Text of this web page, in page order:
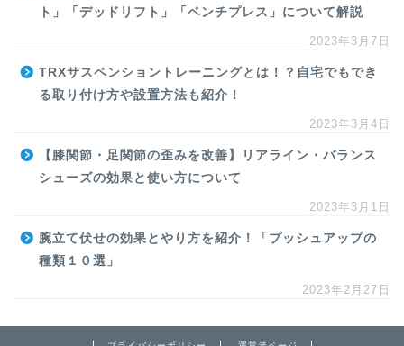
ト」「デッドリフト」「ベンチプレス」について解説
2023年3月7日
TRXサスペンショントレーニングとは！？自宅でもでき
る取り付け方や設置方法も紹介！
2023年3月4日
【膝関節・足関節の歪みを改善】リアライン・バランス
シューズの効果と使い方について
2023年3月1日
腕立て伏せの効果とやり方を紹介！「プッシュアップの
種類１０選」
2023年2月27日